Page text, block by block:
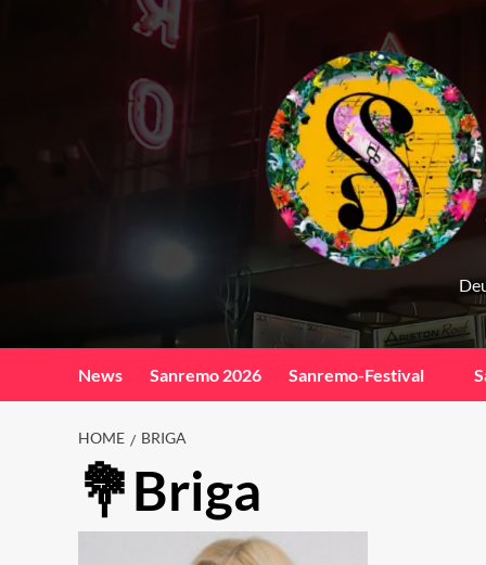
News Sanremo 2026 Sanremo-Festival
HOME BRIGA
Briga